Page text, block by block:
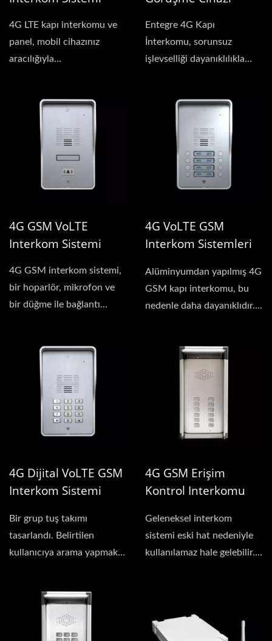
4G LTE kapı interkomu ve
panel, mobil cihazınız
aracılığıyla
Entegre 4G Kapı
İnterkomu, sorunsuz
işlevselliği dayanıklılıkla
4G GSM VoLTE
Interkom Sistemi
4G GSM interkom sistemi,
bir hoparlör, mikrofon ve
bir düğme ile bağlantı
4G VoLTE GSM
Interkom Sistemleri
Alüminyumdan yapılmış 4G
GSM kapı interkomu, bu
nedenle daha dayanıklıdır.
4G Dijital VoLTE GSM
Interkom Sistemi
Bir grup tuş takımı
tasarlandı. Belirtilen
kullanıcıya arama yapmak
4G GSM Erişim
Kontrol Interkomu
Geleneksel interkom
sistemi eski hat nedeniyle
kullanılamaz hale gelebilir.